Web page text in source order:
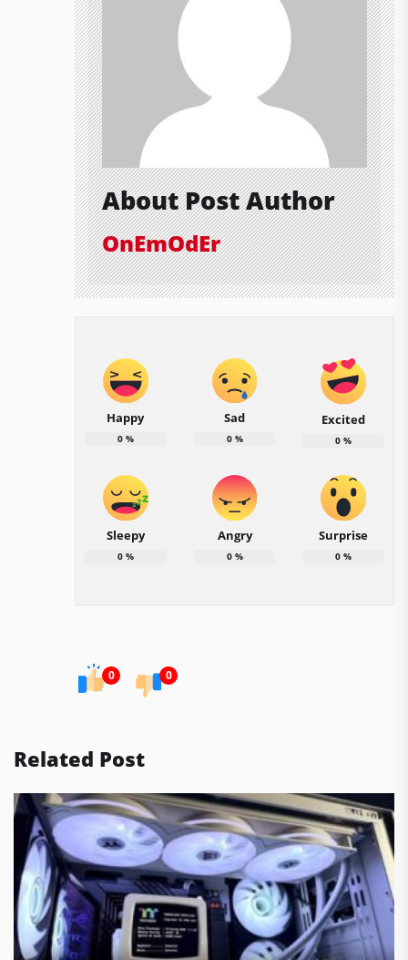
About Post Author
OnEmOdEr
Happy
0%
Sad
0%
Excited
0 %
Sleepy
0%
Angry
0%
Surprise
0 %
0 0
Related Post